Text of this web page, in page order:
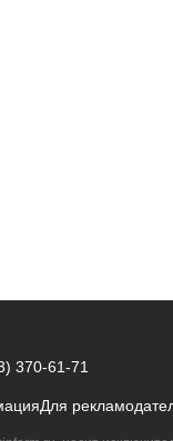
370-61-71
Для